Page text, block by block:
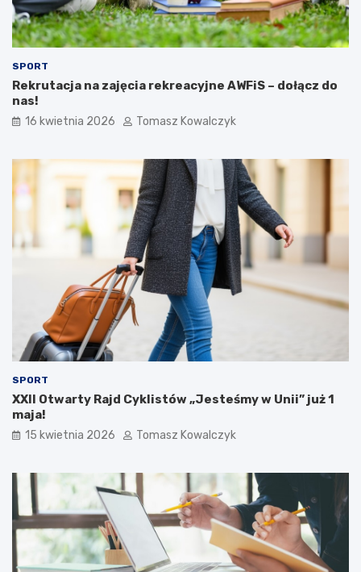
SPORT
Rekrutacja na zajęcia rekreacyjne AWFiS – dołącz do
nas!
16 kwietnia 2026 Tomasz Kowalczyk
SPORT
XXII Otwarty Rajd Cyklistów „Jesteśmy w Unii” już 1
maja!
15 kwietnia 2026 Tomasz Kowalczyk